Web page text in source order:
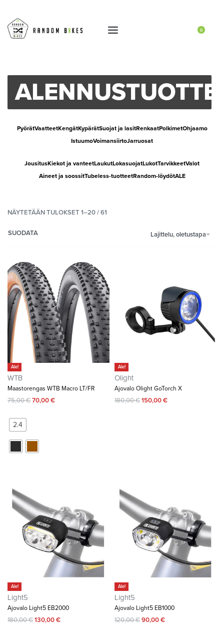
0
PyörätVaatteetKengätKypärätSuojat ja lasitRenkaatPolkimetOhjaamo
IstuumoVoimansiirtoJarruosat
JousitusKiekot ja vanteetLaukutLokasuojatLukotTarvikkeetValot
Aineet ja soossitTubeless-tuotteetRandom-löydötALE
NÄYTETÄÄN TULOKSET 1–20 / 61
Lajittelu, oletustapa
SUODATA
Ale!
WTB
Maastorengas WTB Macro LT/FR
75,00€70,00€
2.4
Ale!
Olight
Ajovalo Olight GoTorch X
180,00€150,00€
Ale!
Light5
Ajovalo Light5 EB2000
180,00€130,00€
Ale!
Light5
Ajovalo Light5 EB1000
120,00€90,00€